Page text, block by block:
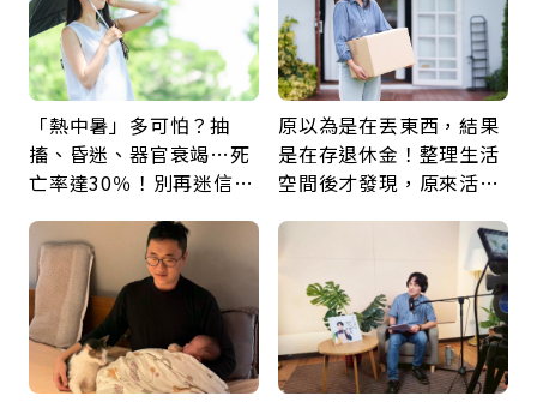
「熱中暑」多可怕？抽
搐、昏迷、器官衰竭…死
亡率達30％！別再迷信
5招才能真救命
原以為是在丟東西，結果
是在存退休金！整理生活
空間後才發現，原來活得